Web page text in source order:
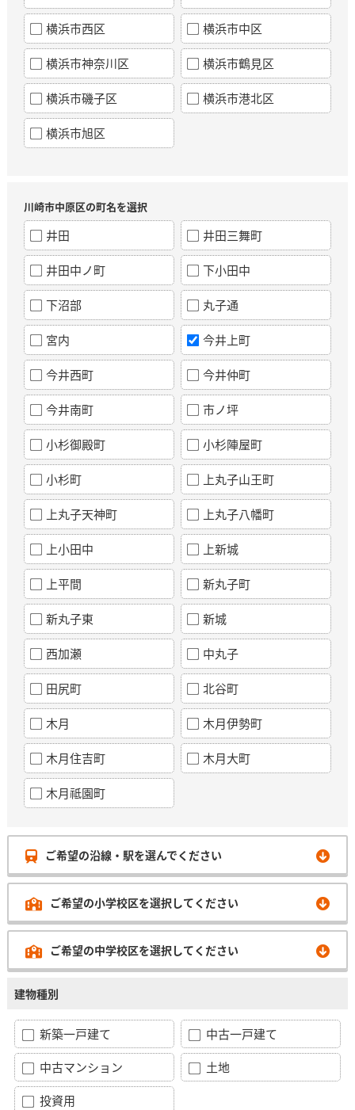
横浜市西区 横浜市中区
横浜市神奈川区 横浜市鶴見区
横浜市磯子区 横浜市港北区
横浜市旭区
川崎市中原区の町名を選択
井田 井田三舞町
井田中ノ町 下小田中
下沼部 丸子通
宮内 今井上町
今井西町 今井仲町
今井南町 市ノ坪
小杉御殿町 小杉陣屋町
小杉町 上丸子山王町
上丸子天神町 上丸子八幡町
上小田中 上新城
上平間 新丸子町
新丸子東 新城
西加瀬 中丸子
田尻町 北谷町
木月 木月伊勢町
木月住吉町 木月大町
木月祗園町
ご希望の沿線・駅を選んでください
ご希望の小学校区を選択してください
ご希望の中学校区を選択してください
建物種別
新築一戸建て
中古一戸建て
中古マンション
土地
投資用